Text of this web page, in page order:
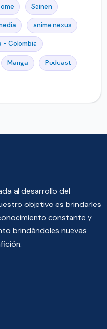
Seinen
anime nexus
- Colombia
Manga Podcast
al desarrollo del
objetivo es brindarles
constante y
brindándoles nuevas